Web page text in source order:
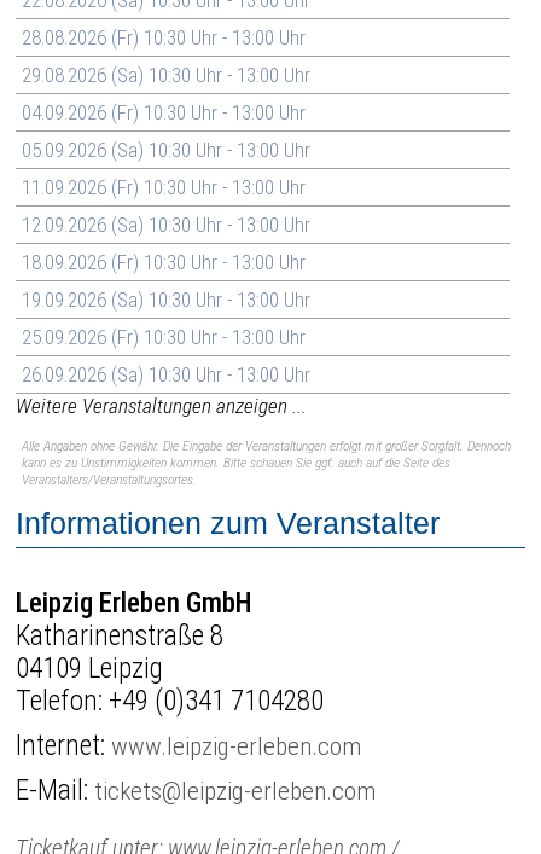
28.08.2026 (Fr) 10:30 Uhr - 13:00 Uhr
29.08.2026 (Sa) 10:30 Uhr - 13:00 Uhr
04.09.2026 (Fr) 10:30 Uhr - 13:00 Uhr
05.09.2026 (Sa) 10:30 Uhr - 13:00 Uhr
11.09.2026 (Fr) 10:30 Uhr - 13:00 Uhr
12.09.2026 (Sa) 10:30 Uhr - 13:00 Uhr
18.09.2026 (Fr) 10:30 Uhr - 13:00 Uhr
19.09.2026 (Sa) 10:30 Uhr - 13:00 Uhr
25.09.2026 (Fr) 10:30 Uhr - 13:00 Uhr
26.09.2026 (Sa) 10:30 Uhr - 13:00 Uhr
Weitere Veranstaltungen anzeigen ...
Alle Angaben ohne Gewähr. Die Eingabe der Veranstaltungen erfolgt mit großer Sorgfalt. Dennoch
kann es zu Unstimmigkeiten kommen. Bitte schauen Sie ggf. auch auf die Seite des
Veranstalters/Veranstaltungsortes.
Informationen zum Veranstalter
Leipzig Erleben GmbH
Katharinenstraße 8
04109 Leipzig
Telefon: +49 (0)341 7104280
Internet:www.leipzig-erleben.com
E-Mail: tickets@leipzig-erleben.com
Ticketkauf unter: www.leipzig-erleben.com /